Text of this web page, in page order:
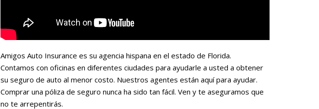
Amigos Auto Insurance es su agencia hispana en el estado de Florida.
Contamos con oficinas en diferentes ciudades para ayudarle a usted a obtener
su seguro de auto al menor costo. Nuestros agentes están aquí para ayudar.
Comprar una póliza de seguro nunca ha sido tan fácil. Ven y te aseguramos que
no te arrepentirás.